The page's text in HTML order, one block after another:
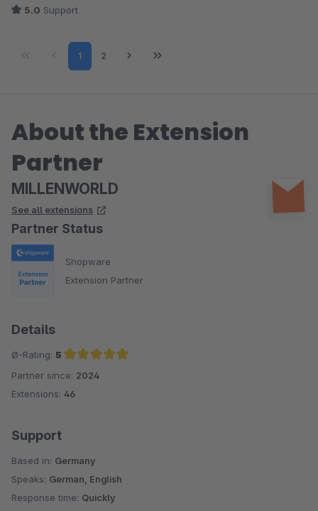
5.0 Support
Page
1 Page
2
About the Extension
Partner
MILLENWORLD
See all extensions
Partner Status
Shopware
Extension Partner
Details
Ø-Rating: 5
Average rating of 5 out of 5 stars
Partner since: 2024
Extensions: 46
Support
Based in: Germany
Speaks: German, English
Response time: Quickly